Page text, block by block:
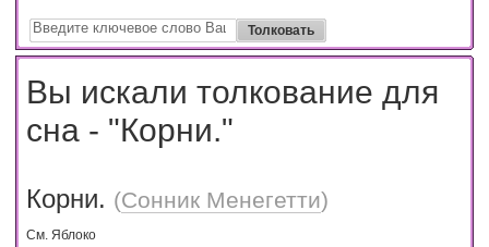
Вы искали толкование для
сна - "Корни."
Корни. (Сонник Менегетти)
См. Яблоко